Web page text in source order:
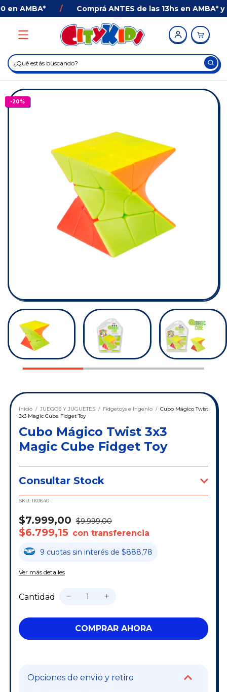
AMBA* Comprá ANTES de las 13hs en AMBA* y
-20%
Inicio / JUEGOS Y JUGUETES / Fidgetoys e Ingenio / Cubo Mágico Twist
3x3 Magic Cube Fidget Toy
Cubo Mágico Twist 3x3
Magic Cube Fidget Toy
Consultar Stock
SKU: IK0640
$7.999,00 $9.999,00
$6.799,15 con transferencia
9 cuotas sin interés de $888,78
Ver más detalles
Cantidad
Opciones de envío y retiro